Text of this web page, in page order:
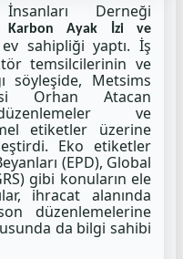
Derneği
Karbon Ayak İzi ve
sahipliği yaptı. İş
temsilcilerinin ve
söyleşide, Metsims
Orhan Atacan
ve
etiketler üzerine
Eko etiketler
(EPD), Global
gibi konuların ele
ihracat alanında
düzenlemelerine
da bilgi sahibi